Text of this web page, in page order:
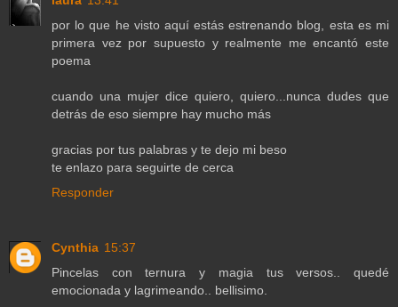
por lo que he visto aquí estás estrenando blog, esta es mi
primera vez por supuesto y realmente me encantó este
poema
cuando una mujer dice quiero, quiero...nunca dudes que
detrás de eso siempre hay mucho más
gracias por tus palabras y te dejo mi beso
te enlazo para seguirte de cerca
Responder
Cynthia 15:37
Pincelas con ternura y magia tus versos.. quedé
emocionada y lagrimeando.. bellisimo.